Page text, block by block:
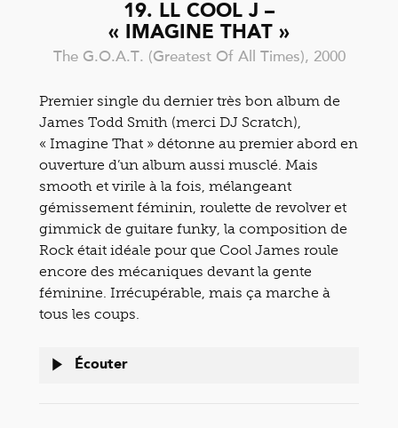
19. LL COOL J –
« IMAGINE THAT »
The G.O.A.T. (Greatest Of All Times), 2000
Premier single du dernier très bon album de
James Todd Smith (merci DJ Scratch),
« Imagine That » détonne au premier abord en
ouverture d’un album aussi musclé. Mais
smooth et virile à la fois, mélangeant
gémissement féminin, roulette de revolver et
gimmick de guitare funky, la composition de
Rock était idéale pour que Cool James roule
encore des mécaniques devant la gente
féminine. Irrécupérable, mais ça marche à
tous les coups.
Écouter